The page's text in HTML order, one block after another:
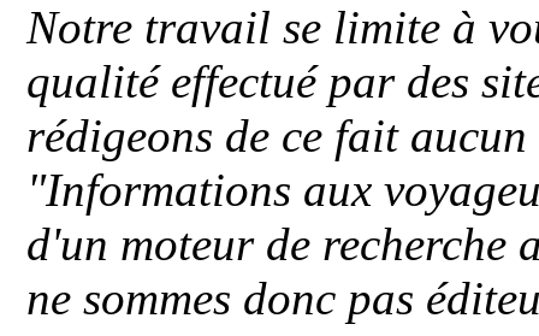
Notre travail se limite à
qualité effectué par des
rédigeons de ce fait
"Informations aux
d'un moteur de recherche
ne sommes donc pas